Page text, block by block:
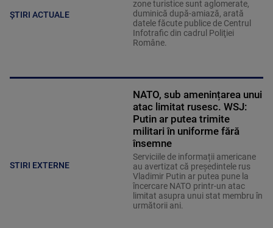
ȘTIRI ACTUALE
zone turistice sunt aglomerate,
duminică după-amiază, arată
datele făcute publice de Centrul
Infotrafic din cadrul Poliţiei
Române.
STIRI EXTERNE
NATO, sub amenințarea unui
atac limitat rusesc. WSJ:
Putin ar putea trimite
militari în uniforme fără
însemne
Serviciile de informații americane
au avertizat că președintele rus
Vladimir Putin ar putea pune la
încercare NATO printr-un atac
limitat asupra unui stat membru în
următorii ani.